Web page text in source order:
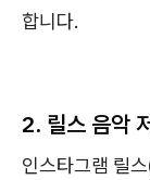
합니다.
2. 릴스 음악
인스타그램 릴